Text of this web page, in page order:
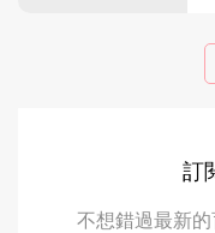
訂
不想錯過最新